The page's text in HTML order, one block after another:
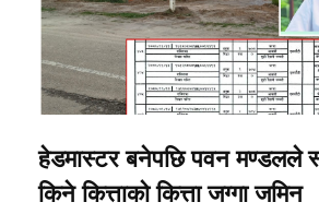
हेडमास्टर बनेपछि पवन मण्डलले
किने कित्ताको कित्ता जग्गा जमिन